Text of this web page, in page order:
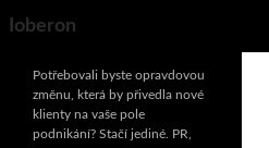
Ioberon
Potřebovali byste opravdovou
změnu, která by přivedla nové
klienty na vaše pole
podnikání? Stačí jediné. PR,